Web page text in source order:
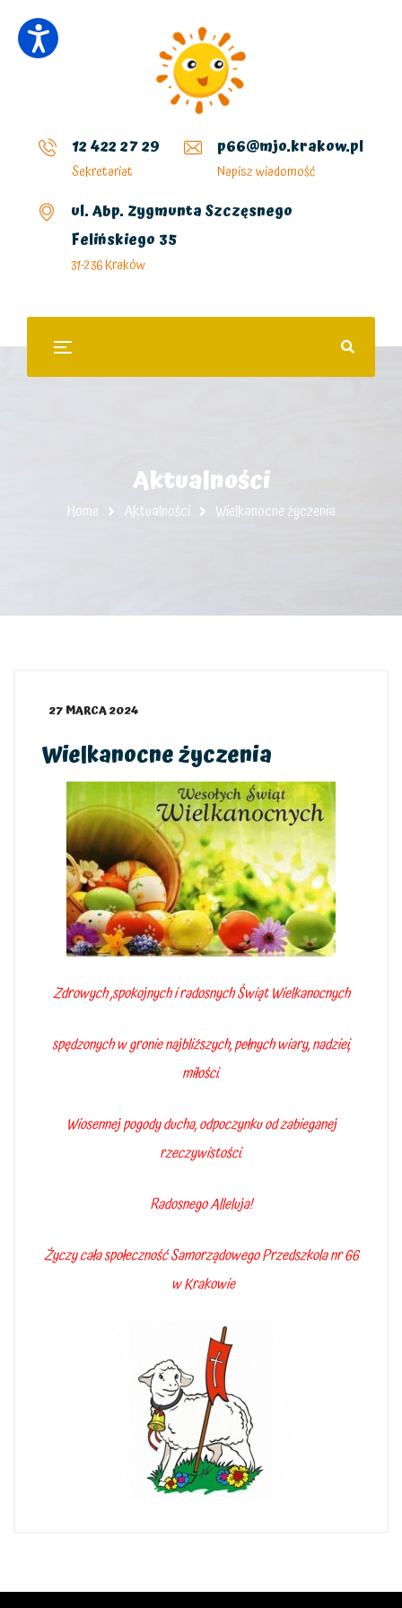
12 422 27 29
Sekretariat
p66@mjo.krakow.pl
Napisz wiadomość
ul. Abp. Zygmunta Szczęsnego
Felińskiego 35
31-236 Kraków
Aktualności
Home Aktualności Wielkanocne życzenia
27 MARCA 2024
Wielkanocne życzenia
Zdrowych ,spokojnych i radosnych Świąt Wielkanocnych
spędzonych w gronie najbliższych, pełnych wiary, nadziei,
miłości.
Wiosennej pogody ducha, odpoczynku od zabieganej
rzeczywistości.
Radosnego Alleluja!
Życzy cała społeczność Samorządowego Przedszkola nr 66
w Krakowie